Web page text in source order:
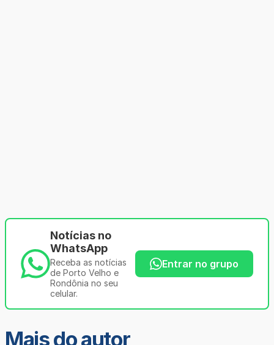
Notícias no
WhatsApp
Receba as notícias
de Porto Velho e
Rondônia no seu
celular.
Entrar no grupo
Mais do autor